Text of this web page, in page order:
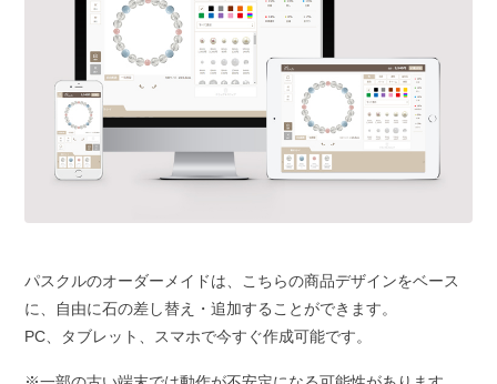
パスクルのオーダーメイドは、こちらの商品デザインをベース
に、自由に石の差し替え・追加することができます。
PC、タブレット、スマホで今すぐ作成可能です。